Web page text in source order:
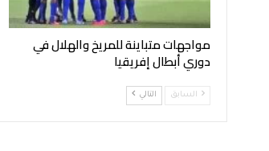
مواجهات متباينة للمريخ والهلال في
دوري أبطال إفريقيا
السابق التالي